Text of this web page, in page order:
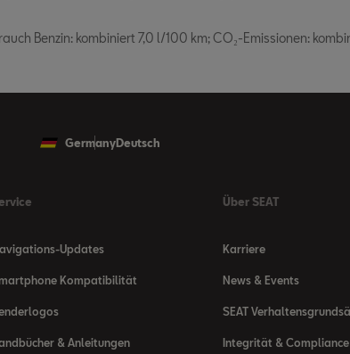
Benzin: kombiniert 7,0 l/100 km; CO₂-Emissionen:
GermanyDeutsch
Updates
Kompatibilität
& Anleitungen
Über SEAT
Karriere
News & Events
SEAT
Integrität & Compliance